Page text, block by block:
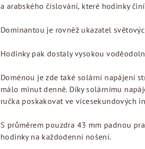
a arabského číslování, které hodinky
Dominantou je rovněž ukazatel
Hodinky pak dostaly vysokou
Doménou je zde také solární napájení
málo minut denně. Díky solárnímu
ručka poskakovat ve vícesekundových
S průměrem pouzdra 43 mm padnou
hodinky na každodenní nošení.